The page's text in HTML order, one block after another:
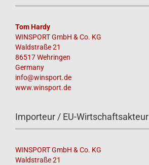
Tom Hardy
WINSPORT GmbH & Co. KG
Waldstraße 21
86517 Wehringen
Germany
info@winsport.de
www.winsport.de
Importeur / EU-Wirtschaftsakteur
WINSPORT GmbH & Co. KG
Waldstraße 21